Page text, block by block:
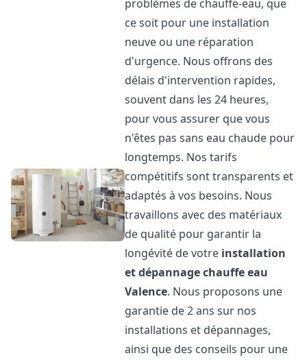
problèmes de chauffe-eau, que
ce soit pour une installation
neuve ou une réparation
d'urgence. Nous offrons des
délais d'intervention rapides,
souvent dans les 24 heures,
pour vous assurer que vous
n'êtes pas sans eau chaude pour
longtemps. Nos tarifs
compétitifs sont transparents et
adaptés à vos besoins. Nous
travaillons avec des matériaux
de qualité pour garantir la
longévité de votre installation
et dépannage chauffe eau
Valence. Nous proposons une
garantie de 2 ans sur nos
installations et dépannages,
ainsi que des conseils pour une